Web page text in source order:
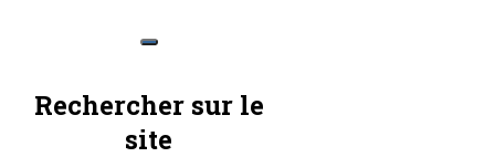
Rechercher sur le
site